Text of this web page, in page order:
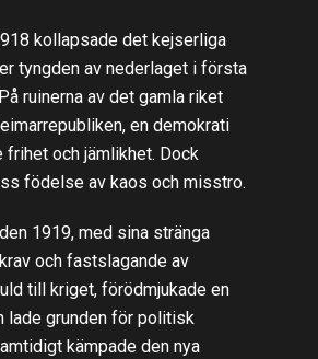
kollapsade det kejserliga
tyngden av nederlaget i första
ruinerna av det gamla riket
en demokrati
frihet och jämlikhet. Dock
födelse av kaos och misstro.
1919, med sina stränga
och fastslagande av
till kriget, förödmjukade en
lade grunden för politisk
kämpade den nya